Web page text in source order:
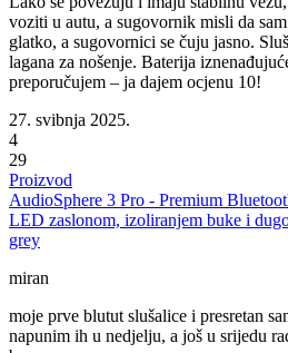
voziti u autu, a sugovornik misli da
glatko, a sugovornici se čuju jasno.
lagana za nošenje. Baterija
preporučujem – ja dajem ocjenu 10!
27. svibnja 2025.
4
29
Proizvod
AudioSphere 3 Pro - Premium
LED zaslonom, izoliranjem buke i
grey
miran
moje prve blutut slušalice i presretan
napunim ih u nedjelju, a još u srijedu